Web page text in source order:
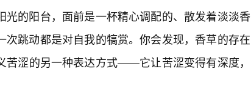
的阳台，面前是一杯精心调配的、散发着淡淡香
跳动都是对自我的犒赏。你会发现，香草的存在
苦涩的另一种表达方式——它让苦涩变得有深度，